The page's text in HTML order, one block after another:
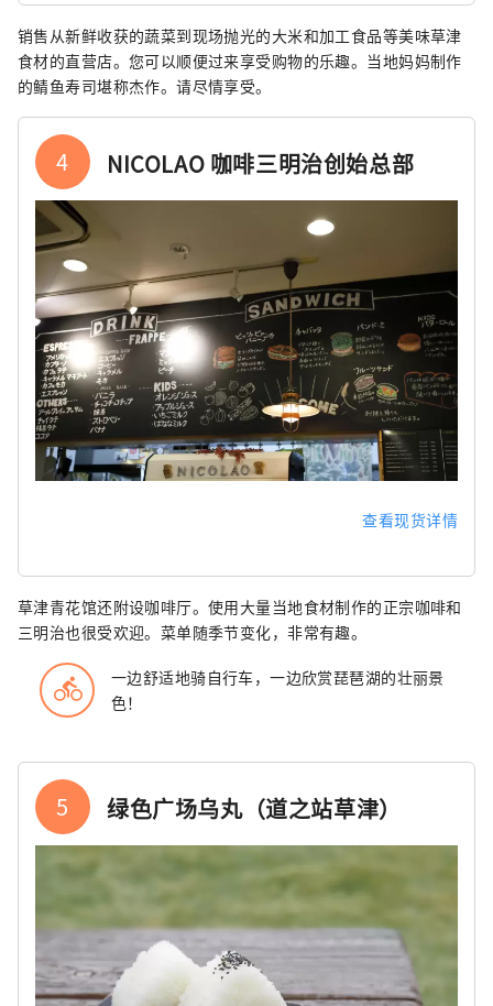
销售从新鲜收获的蔬菜到现场抛光的大米和加工食品等美味草津
食材的直营店。您可以顺便过来享受购物的乐趣。当地妈妈制作
的鲭鱼寿司堪称杰作。请尽情享受。
4 NICOLAO 咖啡三明治创始总部
查看现货详情
草津青花馆还附设咖啡厅。使用大量当地食材制作的正宗咖啡和
三明治也很受欢迎。菜单随季节变化，非常有趣。
directions_bike
一边舒适地骑自行车，一边欣赏琵琶湖的壮丽景
色！
5 绿色广场乌丸（道之站草津）